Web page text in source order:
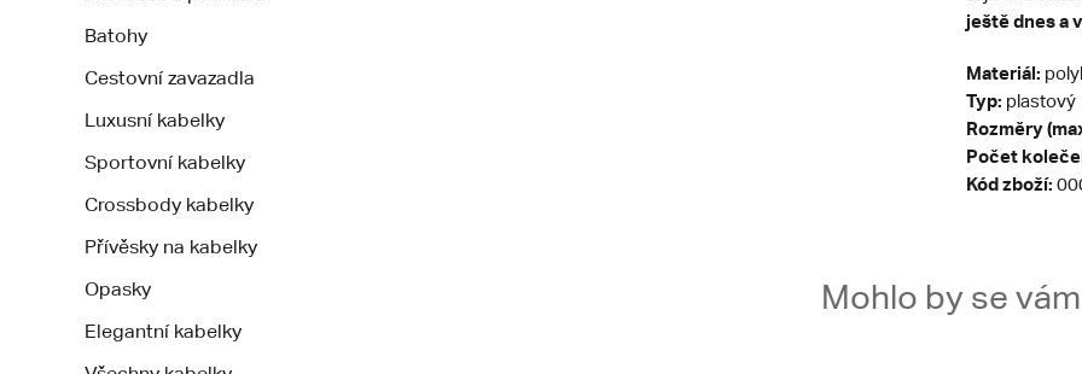
Batohy
Cestovní zavazadla
Luxusní kabelky
Sportovní kabelky
Crossbody kabelky
Přívěsky na kabelky
Opasky
Elegantní kabelky
ještě dnes a
Materiál:
Typ: plastový
Rozměry
Počet
Kód zboží:
Mohlo by se